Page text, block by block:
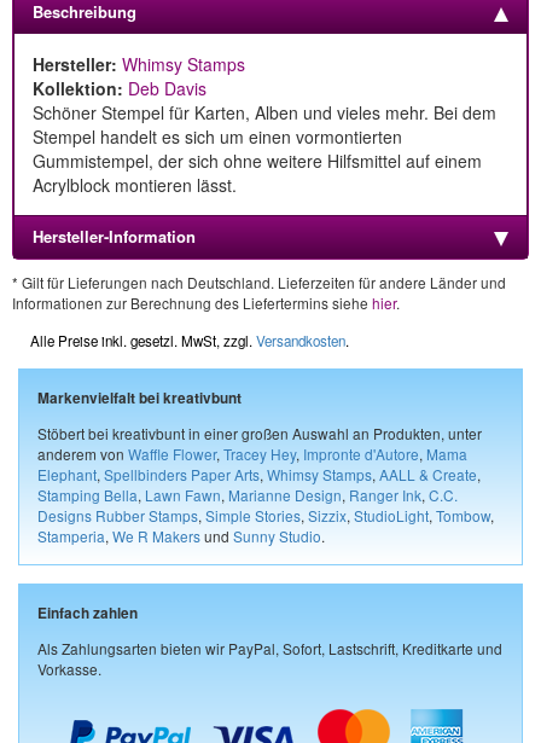
Beschreibung
Hersteller: Whimsy Stamps
Kollektion: Deb Davis
Schöner Stempel für Karten, Alben und vieles mehr. Bei dem
Stempel handelt es sich um einen vormontierten
Gummistempel, der sich ohne weitere Hilfsmittel auf einem
Acrylblock montieren lässt.
Hersteller-Information
* Gilt für Lieferungen nach Deutschland. Lieferzeiten für andere Länder und
Informationen zur Berechnung des Liefertermins siehe hier.
Alle Preise inkl. gesetzl. MwSt, zzgl. Versandkosten.
Markenvielfalt bei kreativbunt
Stöbert bei kreativbunt in einer großen Auswahl an Produkten, unter
anderem von Waffle Flower, Tracey Hey, Impronte d'Autore, Mama
Elephant, Spellbinders Paper Arts, Whimsy Stamps, AALL & Create,
Stamping Bella, Lawn Fawn, Marianne Design, Ranger Ink, C.C.
Designs Rubber Stamps, Simple Stories, Sizzix, StudioLight, Tombow,
Stamperia, We R Makersund Sunny Studio.
Einfach zahlen
Als Zahlungsarten bieten wir PayPal, Sofort, Lastschrift, Kreditkarte und
Vorkasse.